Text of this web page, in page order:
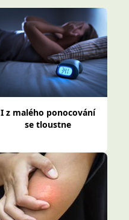
I z malého ponocování
se tloustne